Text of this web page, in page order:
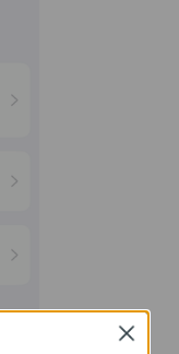
Close